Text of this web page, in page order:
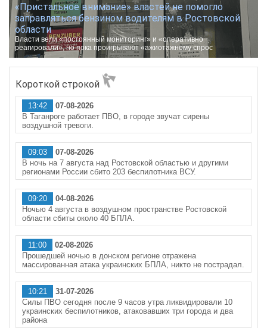
«Пристальное внимание» властей не помогло
заправляться бензином водителям в Ростовской
области
Власти вели «постоянный мониторинг» и «оперативно
реагировали», но пока проигрывают «ажиотажному спрос
Короткой строкой
13:42
07-08-2026
В Таганроге работает ПВО, в городе звучат сирены
воздушной тревоги.
09:03
07-08-2026
В ночь на 7 августа над Ростовской областью и другими
регионами России сбито 203 беспилотника ВСУ.
09:20
04-08-2026
Ночью 4 августа в воздушном пространстве Ростовской
области сбиты около 40 БПЛА.
11:00
02-08-2026
Прошедшей ночью в донском регионе отражена
массированная атака украинских БПЛА, никто не пострадал.
10:21
31-07-2026
Силы ПВО сегодня после 9 часов утра ликвидировали 10
украинских беспилотников, атаковавших три города и два
района